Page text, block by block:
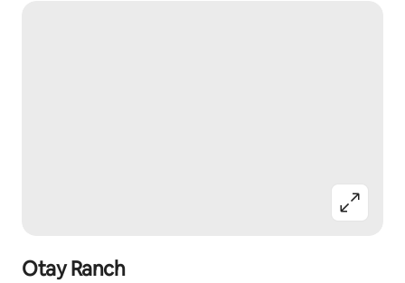
Otay Ranch